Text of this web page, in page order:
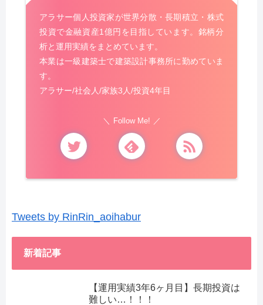
アラサー個人投資家が世界分散・長期積立・株式
投資で金融資産1億円を目指しています。銘柄分
析と運用実績をまとめています。
本業は一級建築士で建築設計事務所に勤めていま
す。
アラサー/社会人/家族3人/投資4年目
Follow Me!
Tweets by RinRin_aoihabur
新着記事
【運用実績3年6ヶ月目】長期投資は
難しい…！！！